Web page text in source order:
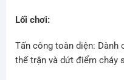
Lối chơi:
Tấn công toàn diện:
thế trận và dứt điểm cháy